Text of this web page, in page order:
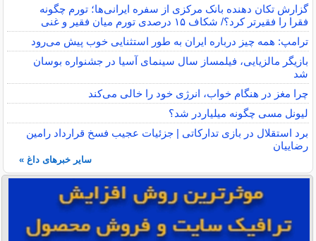
گزارش تکان‌ دهنده بانک مرکزی از سفره ایرانی‌ها؛ تورم چگونه
فقرا را فقیرتر کرد؟/ شکاف ۱۵ درصدی تورم میان فقیر و غنی
ترامپ: همه چیز درباره ایران به طور استثنایی خوب پیش می‌رود
بازیگر مالزیایی، فیلمساز سال سینمای آسیا در جشنواره بوسان
شد
چرا مغز در هنگام خواب، انرژی خود را خالی می‌کند
لیونل مسی چگونه میلیاردر شد؟
برد استقلال در بازی تدارکاتی | جزئیات عجیب فسخ قرارداد رامین
رضاییان
سایر خبرهای داغ »